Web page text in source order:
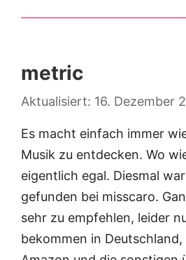
metric
16. Dezember
Es macht einfach immer
Musik zu entdecken. Wo
eigentlich egal. Diesmal
gefunden bei misscaro.
sehr zu empfehlen, leider
bekommen in Deutschland,